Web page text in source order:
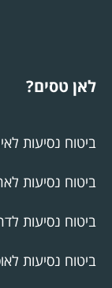
לאן טסים?
ביטוח נסיעות
ביטוח נסיעות
ביטוח נסיעות
ביטוח נסיעות